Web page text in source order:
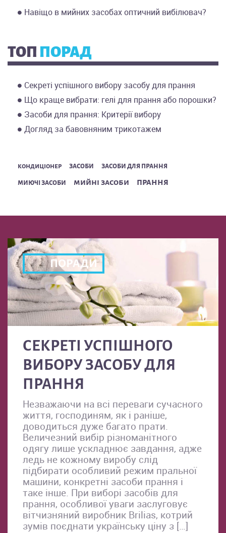
Навіщо в мийних засобах оптичний вибілювач?
ТОП ПОРАД
Секреті успішного вибору засобу для прання
Що краще вибрати: гелі для прання або порошки?
Засоби для прання: Критерії вибору
Догляд за бавовняним трикотажем
кондиціонер засоби засоби для прання
миючі засоби мийні засоби прання
ПОРАДИ
СЕКРЕТІ УСПІШНОГО
ВИБОРУ ЗАСОБУ ДЛЯ
ПРАННЯ
Незважаючи на всі переваги сучасного
життя, господиням, як і раніше,
доводиться дуже багато прати.
Величезний вибір різноманітного
одягу лише ускладнює завдання, адже
ледь не кожному виробу слід
підбирати особливий режим пральної
машини, конкретні засоби прання і
таке інше. При виборі засобів для
прання, особливої уваги заслуговує
вітчизняний виробник Brilias, котрий
зумів поєднати українську ціну з […]